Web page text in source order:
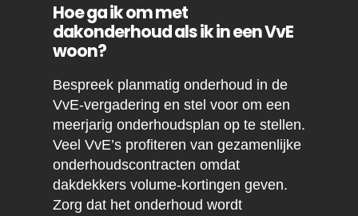
Hoe ga ik om met
dakonderhoud als ik in een VvE
woon?
Bespreek planmatig onderhoud in de
VvE-vergadering en stel voor om een
meerjarig onderhoudsplan op te stellen.
Veel VvE’s profiteren van gezamenlijke
onderhoudscontracten omdat
dakdekkers volume-kortingen geven.
Zorg dat het onderhoud wordt